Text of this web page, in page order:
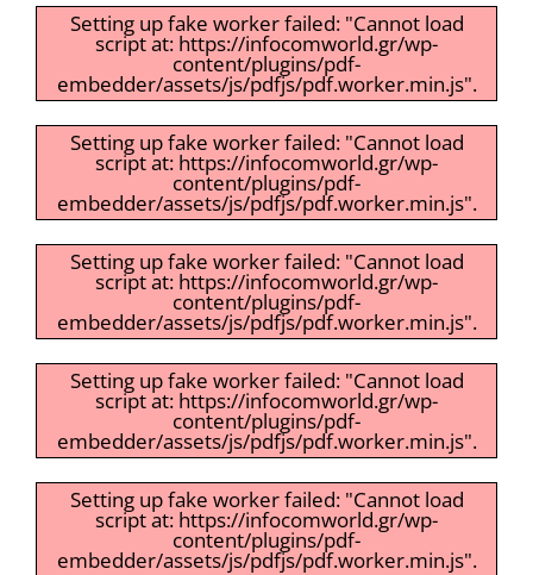
Setting up fake worker failed: "Cannot load
script at: https://infocomworld.gr/wp-
content/plugins/pdf-
embedder/assets/js/pdfjs/pdf.worker.min.js".
Setting up fake worker failed: "Cannot load
script at: https://infocomworld.gr/wp-
content/plugins/pdf-
embedder/assets/js/pdfjs/pdf.worker.min.js".
Setting up fake worker failed: "Cannot load
script at: https://infocomworld.gr/wp-
content/plugins/pdf-
embedder/assets/js/pdfjs/pdf.worker.min.js".
Setting up fake worker failed: "Cannot load
script at: https://infocomworld.gr/wp-
content/plugins/pdf-
embedder/assets/js/pdfjs/pdf.worker.min.js".
Setting up fake worker failed: "Cannot load
script at: https://infocomworld.gr/wp-
content/plugins/pdf-
embedder/assets/js/pdfjs/pdf.worker.min.js".